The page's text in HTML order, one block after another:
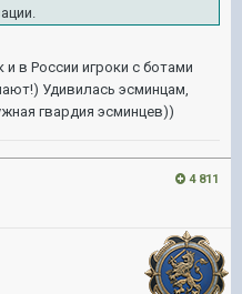
и в России игроки с ботами
Удивилась эсминцам,
гвардия эсминцев))
4 811